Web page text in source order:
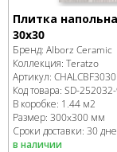
Плитка
30x30
Бренд: Alborz Ceramic
Коллекция: Teratzo
Артикул: CHALCBF3030
Код товара: SD-252032
В коробке: 1.44 м2
Размер: 300x300 мм
Сроки доставки: 30
в наличии